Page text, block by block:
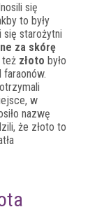
się
to były
się starożytni
za skórę
też złoto było
w
nazwę
że złoto to